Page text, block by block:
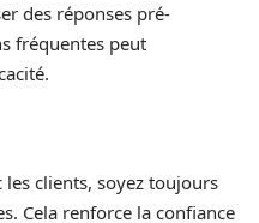
des réponses pré-
fréquentes peut
les clients, soyez toujours
Cela renforce la confiance